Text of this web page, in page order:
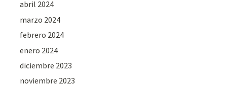
abril 2024
marzo 2024
febrero 2024
enero 2024
diciembre 2023
noviembre 2023